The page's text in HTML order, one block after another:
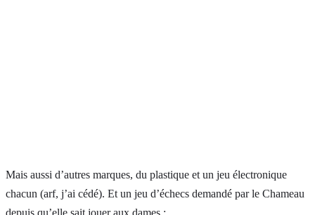
Mais aussi d’autres marques, du plastique et un jeu électronique
chacun (arf, j’ai cédé). Et un jeu d’échecs demandé par le Chameau
depuis qu’elle sait jouer aux dames :